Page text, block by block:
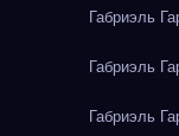
Габриэль
Габриэль
Габриэль